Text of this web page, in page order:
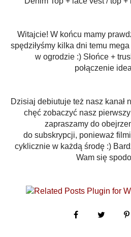
Witajcie! W końcu mamy
spędziłyśmy kilka dni temu
w ogrodzie :) Słońce +
połączenie
Dzisiaj debiutuje też nasz kanał
chęć zobaczyć nasz
zapraszamy do
do subskrypcji, ponieważ
cyklicznie w każdą środę :)
Wam się